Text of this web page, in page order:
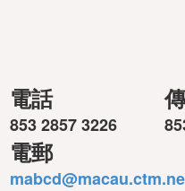
電話
853 2857 3226
電郵